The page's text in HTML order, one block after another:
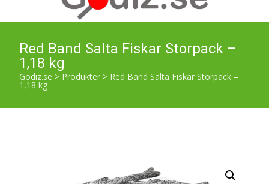
Red Band Salta Fiskar Storpack –
1,18 kg
Godiz.se > Produkter > Red Band Salta Fiskar Storpack –
1,18 kg